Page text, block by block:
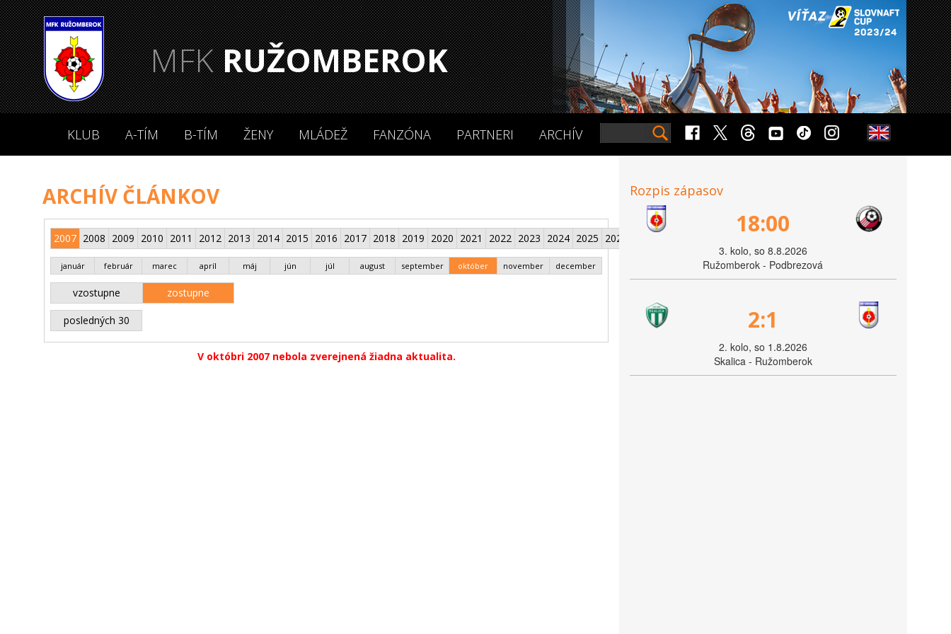
MFKRUŽOMBEROK
KLUB A-TÍM B-TÍM ŽENY MLÁDEŽ FANZÓNA PARTNERI ARCHÍV
ARCHÍV ČLÁNKOV
2007 2008 2009 2010 2011 2012 2013 2014 2015 2016 2017 2018 2019 2020 2021 2022 2023 2024 2025 2026
január február marec apríl máj jún júl august september október november december
vzostupne zostupne
posledných 30
V októbri 2007 nebola zverejnená žiadna aktualita.
Rozpis zápasov
18:00
3. kolo, so 8.8.2026
Ružomberok - Podbrezová
2:1
2. kolo, so 1.8.2026
Skalica - Ružomberok